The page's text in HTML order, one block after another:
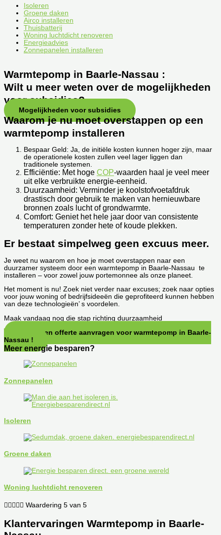
Isoleren
Groene daken
Airco installeren
Thuisbatterij
Woning luchtdicht renoveren
Energieadvies
Zonnepanelen installeren
Warmtepomp in Baarle-Nassau :
Wilt u meer weten over de mogelijkheden
voor subsidies?
Mogelijkheden voor subsidies
Waarom je nu moet overstappen op een
warmtepomp installeren
Bespaar Geld: Ja, de initiële kosten kunnen hoger zijn, maar
de operationele kosten zullen veel lager liggen dan
traditionele systemen.
Efficiëntie: Met hoge COP-waarden haal je veel meer
uit elke verbruikte energie-eenheid.
Duurzaamheid: Verminder je koolstofvoetafdruk
drastisch door gebruik te maken van hernieuwbare
bronnen zoals lucht of grondwarmte.
Comfort: Geniet het hele jaar door van consistente
temperaturen zonder hete of koude plekken.
Er bestaat simpelweg geen excuus meer.
Je weet nu waarom en hoe je moet overstappen naar een
duurzamer systeem door een warmtepomp in Baarle-Nassau te
installeren – voor zowel jouw portemonnee als onze planeet.
Het moment is nu! Zoek niet verder naar excuses; zoek naar opties
voor jouw woning of bedrijfsideeën die geprofiteerd kunnen hebben
van deze technologieën’ s voordelen.
Maak vandaag nog die stap richting duurzaamheid
Direct een offerte aanvragen voor warmtepomp in Baarle-
Nassau !
Meer energie besparen?
Zonnepanelen
Isoleren
Groene daken
Woning luchtdicht renoveren
     Waardering 5 van 5
Klantervaringen Warmtepomp in Baarle-